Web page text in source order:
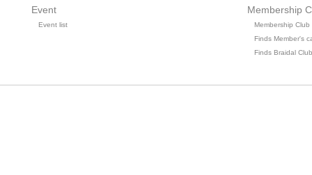
Event
Event list
Membership
Membership Club
Finds Member's
Finds Braidal Club